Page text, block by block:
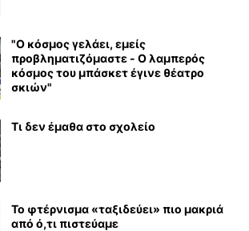
"Ο κόσμος γελάει, εμείς
προβληματιζόμαστε - Ο λαμπερός
κόσμος του μπάσκετ έγινε θέατρο
σκιών"
Τι δεν έμαθα στο σχολείο
Το φτέρνισμα «ταξιδεύει» πιο μακριά
από ό,τι πιστεύαμε